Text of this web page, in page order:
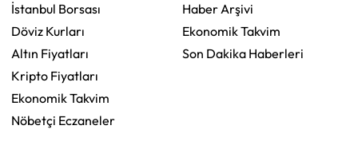
İstanbul Borsası
Döviz Kurları
Altın Fiyatları
Kripto Fiyatları
Ekonomik Takvim
Nöbetçi Eczaneler
Haber Arşivi
Ekonomik Takvim
Son Dakika Haberleri